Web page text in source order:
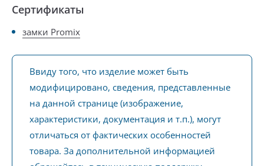
Сертификаты
замки Promix
Ввиду того, что изделие может быть
модифицировано, сведения, представленные
на данной странице (изображение,
характеристики, документация и т.п.), могут
отличаться от фактических особенностей
товара. За дополнительной информацией